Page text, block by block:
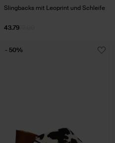
Slingbacks mit Leoprint und Schleife
43.79
- 50%